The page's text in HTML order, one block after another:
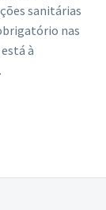
sanitárias
nas
à